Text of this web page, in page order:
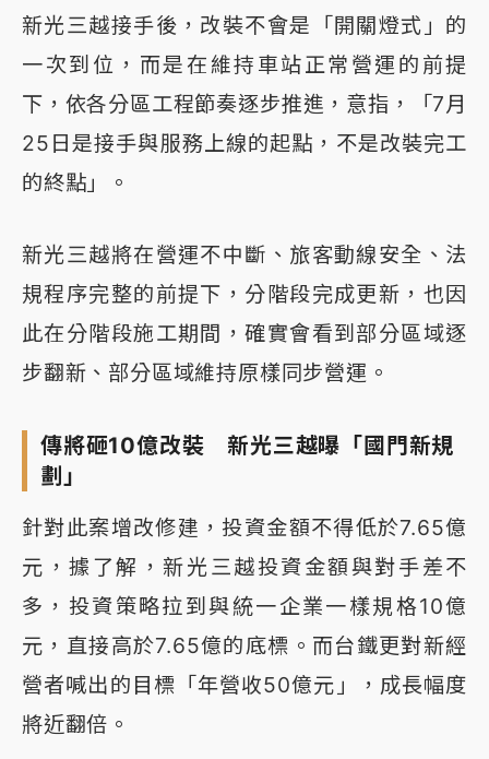
新光三越接手後，改裝不會是「開關燈式」的
一次到位，而是在維持車站正常營運的前提
下，依各分區工程節奏逐步推進，意指，「7月
25日是接手與服務上線的起點，不是改裝完工
的終點」。
新光三越將在營運不中斷、旅客動線安全、法
規程序完整的前提下，分階段完成更新，也因
此在分階段施工期間，確實會看到部分區域逐
步翻新、部分區域維持原樣同步營運。
傳將砸10億改裝 新光三越曝「國門新規
劃」
針對此案增改修建，投資金額不得低於7.65億
元，據了解，新光三越投資金額與對手差不
多，投資策略拉到與統一企業一樣規格10億
元，直接高於7.65億的底標。而台鐵更對新經
營者喊出的目標「年營收50億元」，成長幅度
將近翻倍。